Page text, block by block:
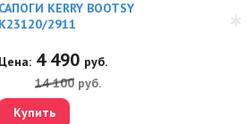
САПОГИ KERRY BOOTSY
K23120/2911
Цена: 4 490 руб.
14 100 руб.
Купить
K25475/229